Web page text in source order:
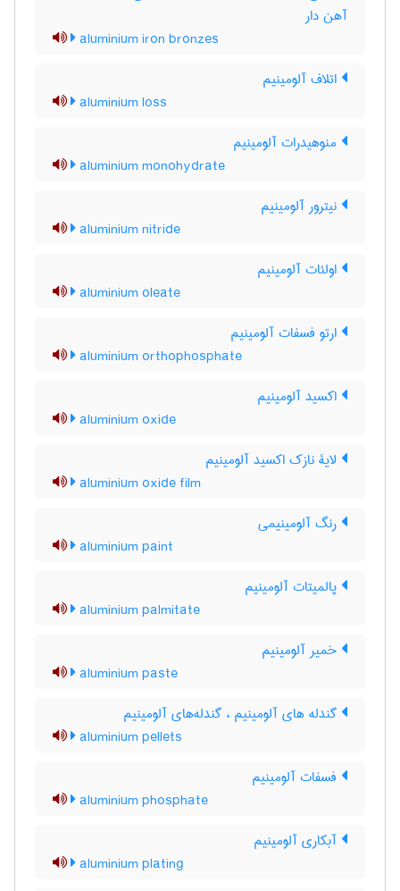
آهن دار
aluminium iron bronzes
اتلاف آلومینیم
aluminium loss
منوهیدرات آلومینیم
aluminium monohydrate
نیترور آلومینیم
aluminium nitride
اولئات آلومینیم
aluminium oleate
ارتو فسفات آلومینیم
aluminium orthophosphate
اکسید آلومینیم
aluminium oxide
لایۀ نازک اکسید آلومینیم
aluminium oxide film
رنگ آلومینیمی
aluminium paint
پالمیتات آلومینیم
aluminium palmitate
خمیر آلومینیم
aluminium paste
گندله های آلومینیم ، گندله‌های آلومینیم
aluminium pellets
فسفات آلومینیم
aluminium phosphate
آبکاری آلومینیم
aluminium plating